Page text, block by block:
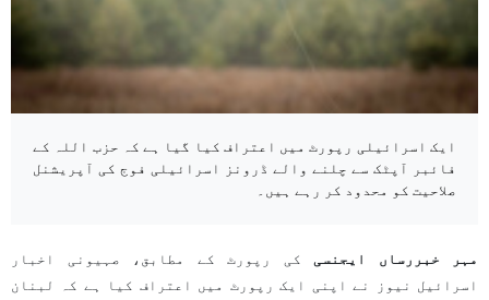
ایک اسرائیلی رپورٹ میں اعتراف کیا گیا ہے کہ حزب اللہ کے
فائبر آپٹک سے چلنے والے ڈرونز اسرائیلی فوج کی آپریشنل
صلاحیت کو محدود کر رہے ہیں۔
مہر خبررساں ایجنسی کی رپورٹ کے مطابق، صہیونی اخبار
اسرائیل نیوز نے اپنی ایک رپورٹ میں اعتراف کیا ہے کہ لبنان